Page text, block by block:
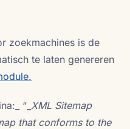
zoekmachines is de
te laten genereren
“_ XML Sitemap
that conforms to the